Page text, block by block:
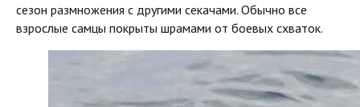
сезон размножения с другими секачами. Обычно все
взрослые самцы покрыты шрамами от боевых схваток.